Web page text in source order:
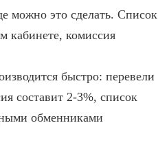
можно это сделать. Список
кабинете, комиссия
быстро: перевели
составит 2-3%, список
обменниками